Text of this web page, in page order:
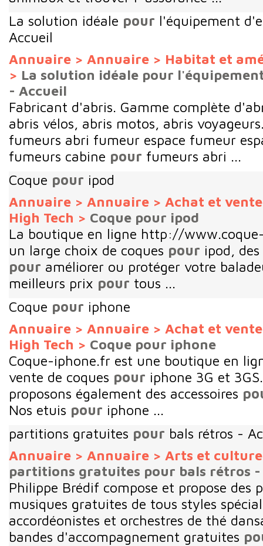
La solution idéale pour l'équipement
Accueil
Annuaire > Annuaire > Habitat et
> La solution idéale pour
- Accueil
Fabricant d'abris. Gamme complète
abris vélos, abris motos, abris
fumeurs abri fumeur espace fumeur
fumeurs cabine pour fumeurs abri ...
Coque pour ipod
Annuaire > Annuaire > Achat et
High Tech > Coque pour ipod
La boutique en ligne http://
un large choix de coques pour ipod,
pour améliorer ou protéger votre
meilleurs prix pour tous ...
Coque pour iphone
Annuaire > Annuaire > Achat et
High Tech > Coque pour iphone
Coque-iphone.fr est une boutique en
vente de coques pour iphone 3G et
proposons également des accessoires
Nos etuis pour iphone ...
partitions gratuites pour bals rétros -
Annuaire > Annuaire > Arts et
partitions gratuites pour bals rétros -
Philippe Brédif compose et propose des
musiques gratuites de tous styles
accordéonistes et orchestres de thé
bandes d'accompagnement gratuites